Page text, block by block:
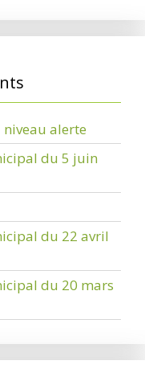
niveau alerte
du 5 juin
du 22 avril
du 20 mars